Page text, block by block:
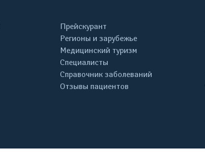
Прейскурант
Регионы и зарубежье
Медицинский туризм
Специалисты
Справочник заболеваний
Отзывы пациентов